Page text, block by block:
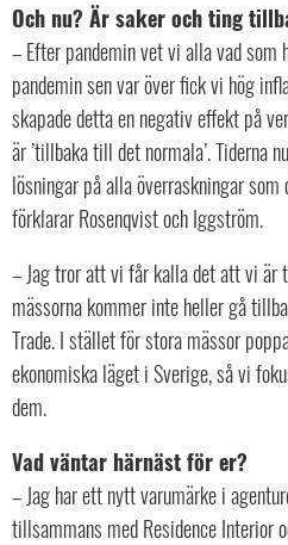
Och nu? Är saker och ting
– Efter pandemin vet vi alla vad som
pandemin sen var över fick vi hög
skapade detta en negativ effekt på
är ’tillbaka till det normala’. Tiderna
lösningar på alla överraskningar
förklarar Rosenqvist och Iggström.
– Jag tror att vi får kalla det att vi är
mässorna kommer inte heller gå
Trade. I stället för stora mässor
ekonomiska läget i Sverige, så vi
dem.
Vad väntar härnäst för er?
– Jag har ett nytt varumärke i
tillsammans med Residence Interior